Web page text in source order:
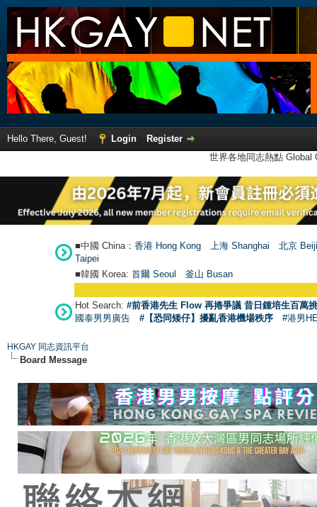
Hello There, Guest! Login
Register
世界各地同志熱點
■中國 China： 香港 Hong Kong 上海 Shanghai
北京
Taipei
■韓國 Korea: 首爾 Seoul 釜山 Busan
Hot Search: #前香港先生 Flow 再捲爭議 昔日鍾培生百萬
國泰男男廣告
#【恐同矮仔】擾亂香港機場秩序 #港男
HKGAY 同志資訊平台
Board Message